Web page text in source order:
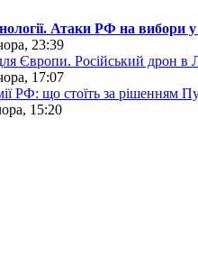
Атаки РФ на вибори
23:39
Європи. Російський дрон в
17:07
РФ: що стоїть за рішенням
15:20